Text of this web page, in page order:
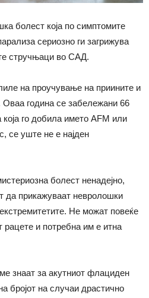
болест која по симптомите
сериозно ги загрижува
стручњаци во САД.
на проучување на приините и
година се забележани 66
го добила името AFM или
се уште не е најден
болест ненадејно,
да прикажуваат невролошки
Не можат повеќе
рацете и потребна им е итна
знаат за акутниот флациден
бројот на случаи драстично